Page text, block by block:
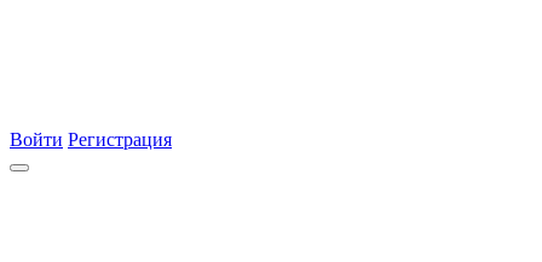
Войти Регистрация